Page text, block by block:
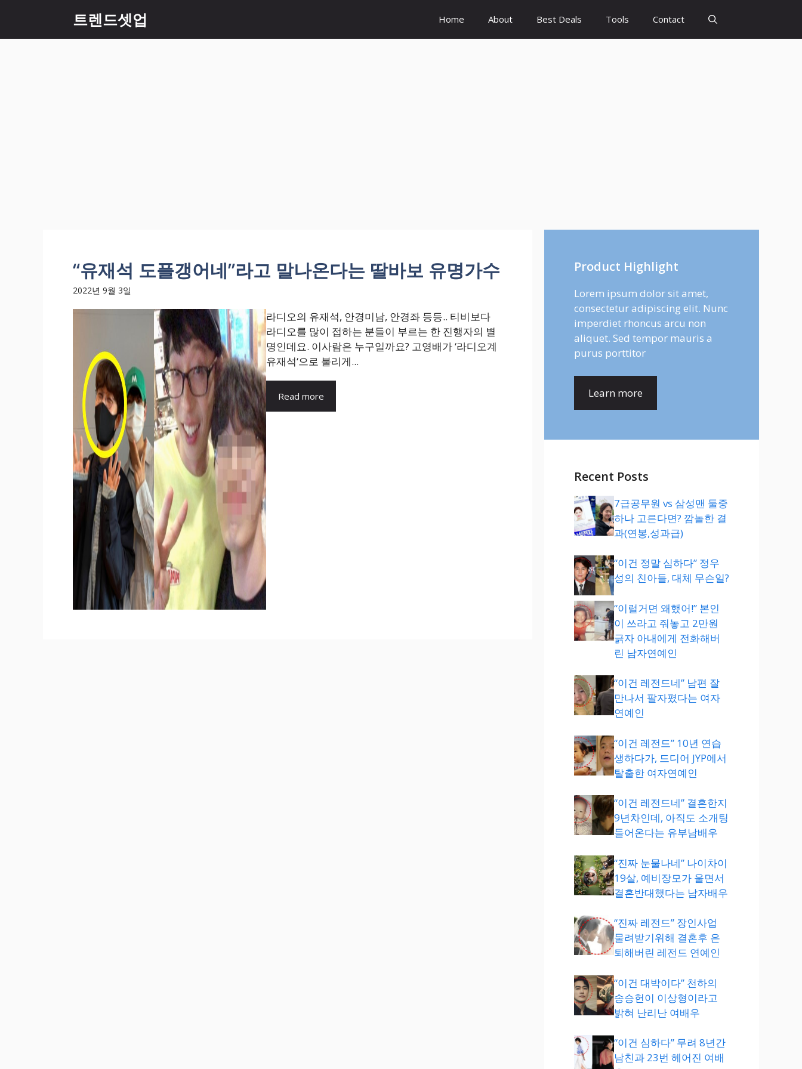
츠
트렌드셋업 Home About Best Deals Tools Contact
“유재석 도플갱어네”라고 말나온다는 딸바보 유명가수
2022년 9월 3일
라디오의 유재석, 안경미남, 안경좌 등등.. 티비보다
라디오를 많이 접하는 분들이 부르는 한 진행자의 별
명인데요. 이사람은 누구일까요? 고영배가 ‘라디오계
유재석‘으로 불리게...
Read more
Product Highlight
Lorem ipsum dolor sit amet,
consectetur adipiscing elit. Nunc
imperdiet rhoncus arcu non
aliquet. Sed tempor mauris a
purus porttitor
Learn more
Recent Posts
7급공무원 vs 삼성맨 둘중
하나 고른다면? 깜놀한 결
과(연봉,성과급)
“이건 정말 심하다” 정우
성의 친아들, 대체 무슨일?
“이럴거면 왜했어!” 본인
이 쓰라고 줘놓고 2만원
긁자 아내에게 전화해버
린 남자연예인
“이건 레전드네” 남편 잘
만나서 팔자폈다는 여자
연예인
“이건 레전드” 10년 연습
생하다가, 드디어 JYP에서
탈출한 여자연예인
“이건 레전드네” 결혼한지
9년차인데, 아직도 소개팅
들어온다는 유부남배우
“진짜 눈물나네” 나이차이
19살, 예비장모가 울면서
결혼반대했다는 남자배우
“진짜 레전드” 장인사업
물려받기위해 결혼후 은
퇴해버린 레전드 연예인
“이건 대박이다” 천하의
송승헌이 이상형이라고
밝혀 난리난 여배우
“이건 심하다” 무려 8년간
남친과 23번 헤어진 여배